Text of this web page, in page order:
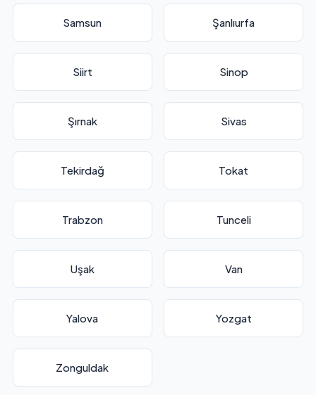
Samsun Şanlıurfa
Siirt Sinop
Şırnak Sivas
Tekirdağ Tokat
Trabzon Tunceli
Uşak Van
Yalova Yozgat
Zonguldak